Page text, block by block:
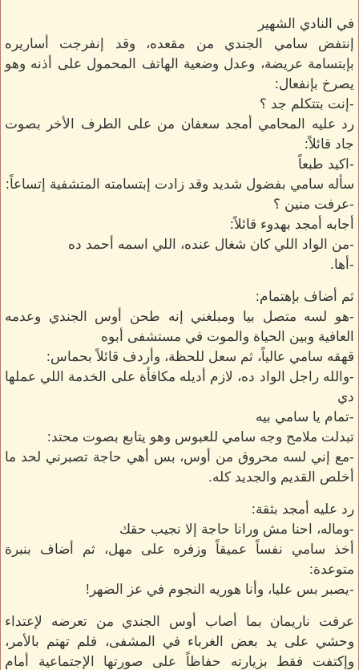
في النادي الشهير
إنتفض سامي الجندي من مقعده، وقد إنفرجت أساريره
بإبتسامة عريضة، وعدل وضعية الهاتف المحمول على أذنه وهو
يصرخ بإنفعال:
-إنت بتتكلم جد ؟
رد عليه المحامي أمجد سعفان من على الطرف الأخر بصوت
جاد قائلاً:
-اكيد طبعاً
سأله سامي بفضول شديد وقد زادت إبتسامته المتشفية إتساعاً:
-عرفت منين ؟
أجابه أمجد بهدوء قائلاً:
-من الواد اللي كان شغال عنده، اللي اسمه أحمد ده
-أها.
ثم أضاف بإهتمام:
-هو لسه متصل بيا ومبلغني إنه طحن أوس الجندي وعدمه
العافية وبين الحياة والموت في مستشفى أبوه
قهقه سامي عالياً، ثم سعل للحظة، وأردف قائلاً بحماس:
-والله راجل الواد ده، لازم أديله مكافأة على الخدمة اللي عملها
دي
-تمام يا سامي بيه
تبدلت ملامح وجه سامي للعبوس وهو يتابع بصوت محتد:
-مع إني لسه محروق من أوس، بس أهي حاجة تصبرني لحد ما
أخلص القديم والجديد كله.
رد عليه أمجد بثقة:
-وماله، احنا مش ورانا حاجة إلا نجيب حقك
أخذ سامي نفساً عميقاً وزفره على مهل، ثم أضاف بنبرة
متوعدة:
-يصبر بس عليا، وأنا هوريه النجوم في عز الضهر!
عرفت ناريمان بما أصاب أوس الجندي من تعرضه لإعتداء
وحشي على يد بعض الغرباء في المشفى، فلم تهتم بالأمر،
وإكتفت فقط بزيارته حفاظاً على صورتها الإجتماعية أمام